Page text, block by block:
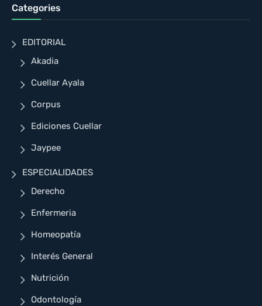
Categories
EDITORIAL
Akadia
Cuellar Ayala
Corpus
Ediciones Cuellar
Jaypee
ESPECIALIDADES
Derecho
Enfermeria
Homeopatía
Interés General
Nutrición
Odontología